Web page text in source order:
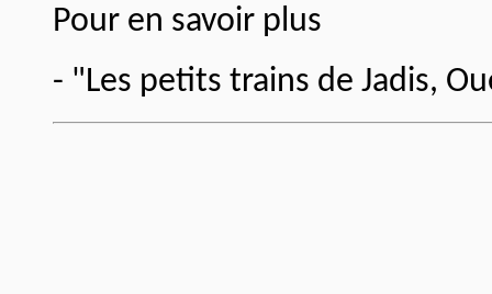
Pour en savoir plus
- "Les petits trains de Jadis,